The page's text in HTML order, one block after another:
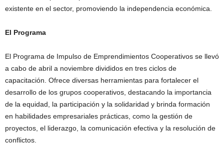
existente en el sector, promoviendo la independencia económica.
El Programa
El Programa de Impulso de Emprendimientos Cooperativos se llevó
a cabo de abril a noviembre divididos en tres ciclos de
capacitación. Ofrece diversas herramientas para fortalecer el
desarrollo de los grupos cooperativos, destacando la importancia
de la equidad, la participación y la solidaridad y brinda formación
en habilidades empresariales prácticas, como la gestión de
proyectos, el liderazgo, la comunicación efectiva y la resolución de
conflictos.